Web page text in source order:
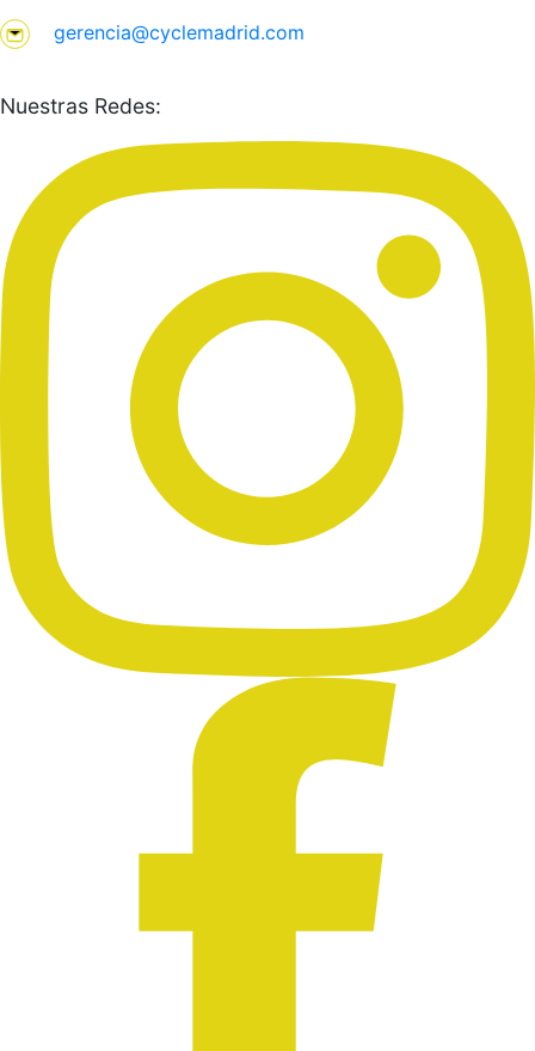
gerencia@cyclemadrid.com
Nuestras Redes: